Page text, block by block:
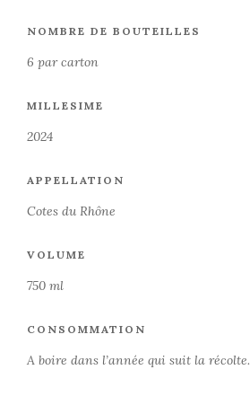
NOMBRE DE BOUTEILLES
6 par carton
MILLESIME
2024
APPELLATION
Cotes du Rhône
VOLUME
750 ml
CONSOMMATION
A boire dans l’année qui suit la récolte.